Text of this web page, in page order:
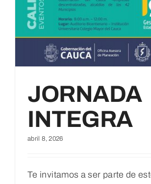
JORNADA
INTEGRA
abril 8, 2026
Te invitamos a ser parte de